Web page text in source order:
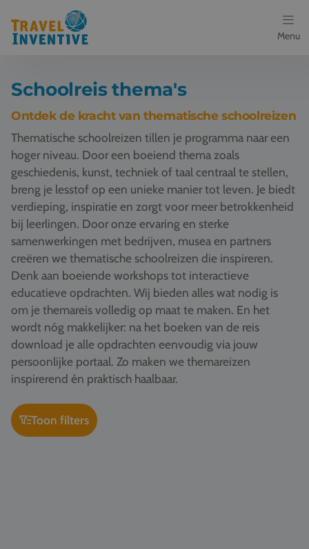
Menu
Bestemmingen
Schoolreis thema's
Voor docenten
Over ons
Een offerte aanvragen
Referenties
Vacatures
Contact
076 522 30 57
Klantportaal
Schoolreis thema's
Ontdek de kracht van thematische schoolreizen
Thematische schoolreizen tillen je programma naar een
hoger niveau. Door een boeiend thema zoals
geschiedenis, kunst, techniek of taal centraal te stellen,
breng je lesstof op een unieke manier tot leven. Je biedt
verdieping, inspiratie en zorgt voor meer betrokkenheid
bij leerlingen. Door onze ervaring en sterke
samenwerkingen met bedrijven, musea en partners
creëren we thematische schoolreizen die inspireren.
Denk aan boeiende workshops tot interactieve
educatieve opdrachten. Wij bieden alles wat nodig is
om je themareis volledig op maat te maken. En het
wordt nóg makkelijker: na het boeken van de reis
download je alle opdrachten eenvoudig via jouw
persoonlijke portaal. Zo maken we themareizen
inspirerend én praktisch haalbaar.
Toon filters